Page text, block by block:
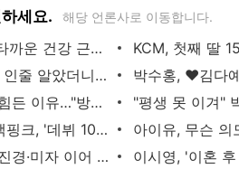
세요. 해당 언론사로 이동합니다.
'교수직 사임' 팝핀현준, 안타까운 건강 근황…"암 전 단계 돌입"
'재혼' 김구라, 전처 빚 17억 인줄 알았더니…뒤늦은 고백 "실제론 더 많아"
'4년 만 복귀' 이휘재, 재기 힘든 이유…"방송을 보니 도가 지나쳐"
[공식] 불참 멤버 없다…블랙핑크, '데뷔 10주년' 전원 참석
'연예인 개미'도 물렸다...홍진경·미자 이어 랄랄, 하이닉스 하락에 참담 "주식은 금기어" [엑's